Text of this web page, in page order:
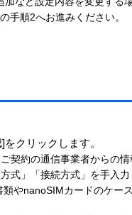
の手順2へお進みください。
クリックします。
ご契約の通信事業者からの
式」「接続方式」を手入力
やnanoSIMカードのケー